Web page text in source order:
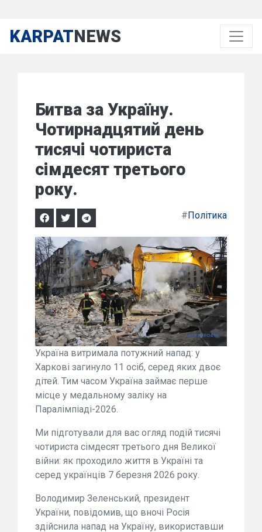
KARPATNEWS
Битва за Україну.
Чотирнадцятий день
тисячі чотириста
сімдесят третього
року.
#Політика
Україна витримала потужний напад: у
Харкові загинуло 11 осіб, серед яких двоє
дітей. Тим часом Україна займає перше
місце у медальному заліку на
Паралімпіаді-2026.
Ми підготували для вас огляд подій тисячі
чотириста сімдесят третього дня Великої
війни: як проходило життя в Україні та
серед українців 7 березня 2026 року.
Володимир Зеленський, президент
України, повідомив, що вночі Росія
здійснила напад на Україну, використавши